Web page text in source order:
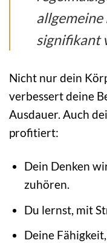
allgemeine
signifikant
Nicht nur dein
verbessert deine
Ausdauer. Auch
profitiert:
Dein Denken
zuhören.
Du lernst, mit
Deine